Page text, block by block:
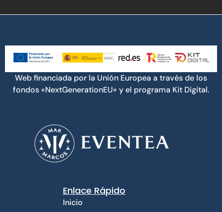
Web financiada por la Unión Europea a través de los
fondos «NextGenerationEU» y el programa Kit Digital.
Enlace Rápido
Inicio